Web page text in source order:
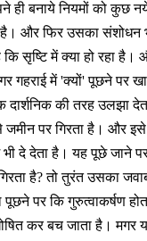
ही बनाये नियमों को
है। और फिर उसका संशोधन
कि सृष्टि में क्या हो रहा
गहराई में 'क्यों' पूछने पर
की तरह उलझा
पर गिरता है। और इसे
भी दे देता है। यह पूछे जाने
है? तो तुरंत उसका
पर कि गुरुत्वाकर्षण
कर बच जाता है। मगर